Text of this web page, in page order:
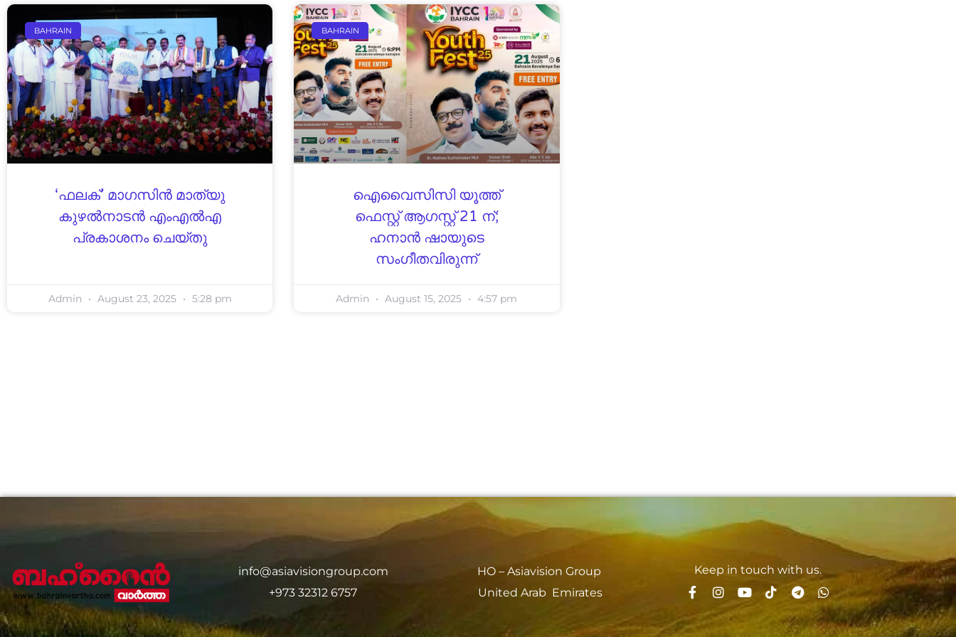
BAHRAIN
‘ഫലക്’ മാഗസിന്‍ മാത്യു
കുഴല്‍നാടന്‍ എംഎല്‍എ
പ്രകാശനം ചെയ്തു
Admin August 23, 2025 5:28 pm
BAHRAIN
ഐവൈസിസി യൂത്ത്
ഫെസ്റ്റ് ആഗസ്റ്റ് 21 ന്;
ഹനാന്‍ ഷായുടെ
സംഗീതവിരുന്ന്
Admin August 15, 2025 4:57 pm
info@asiavisiongroup.com
+973 32312 6757
HO – Asiavision Group
United Arab Emirates
Keep in touch with us.